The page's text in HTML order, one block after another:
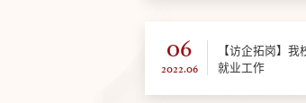
06
2022.06
【访企拓岗】
就业工作